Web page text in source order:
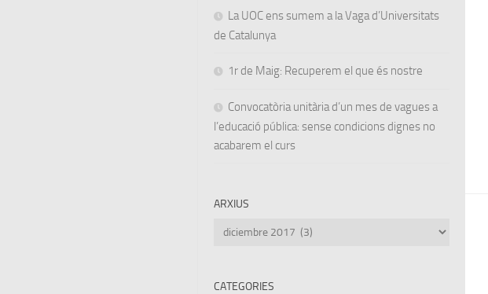
La UOC ens sumem a la Vaga d’Universitats
de Catalunya
1r de Maig: Recuperem el que és nostre
Convocatòria unitària d’un mes de vagues a
l’educació pública: sense condicions dignes no
acabarem el curs
ARXIUS
Arxius
CATEGORIES